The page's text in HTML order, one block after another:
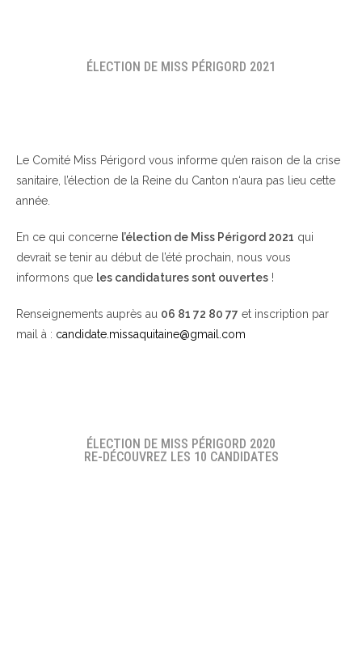
ÉLECTION DE MISS PÉRIGORD 2021
Le Comité Miss Périgord vous informe qu’en raison de la crise
sanitaire, l’élection de la Reine du Canton n‘aura pas lieu cette
année.
En ce qui concerne l’élection de Miss Périgord 2021 qui
devrait se tenir au début de l’été prochain, nous vous
informons que les candidatures sont ouvertes !
Renseignements auprès au 06 81 72 80 77 et inscription par
mail à : candidate.missaquitaine@gmail.com
ÉLECTION DE MISS PÉRIGORD 2020
RE-DÉCOUVREZ LES 10 CANDIDATES